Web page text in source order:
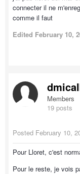
connecter il ne
comme il faut
Edited February 10,
Members
19 posts
Posted February 10,
Pour Lloret, c'est
Pour le reste, je vois